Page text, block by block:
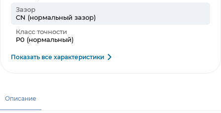
Зазор
CN (нормальный зазор)
Класс точности
P0 (нормальный)
Показать все характеристики
Описание